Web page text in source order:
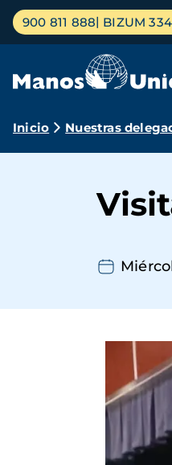
Pasar
contenido
Menú
principal
900 811 888 BIZUM
Ruta
Inicio Nuestras